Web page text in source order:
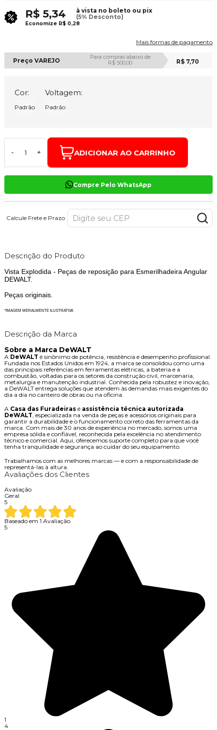
R$ 5,34
à vista no boleto ou pix
(5% Desconto)
Economize R$ 0,28
Mais formas de pagamento
Preço VAREJO
Para compras abaixo de
R$ 500,00
R$ 7,70
Cor:
Padrão
Voltagem:
Padrão
- + ADICIONAR AO CARRINHO
Compre Pelo WhatsApp
Calcule Frete e Prazo
Descrição do Produto
Vista Explodida - Peças de reposição para Esmerilhadeira Angular
DEWALT.
Peças originais.
*IMAGEM MERALMENTE ILUSTRATIVA
Descrição da Marca
Sobre a Marca DeWALT
A DeWALT é sinônimo de potência, resistência e desempenho profissional.
Fundada nos Estados Unidos em 1924, a marca se consolidou como uma
das principais referências em ferramentas elétricas, a bateria e a
combustão, voltadas para os setores da construção civil, marcenaria,
metalurgia e manutenção industrial. Conhecida pela robustez e inovação,
a DeWALT entrega soluções que atendem às demandas mais exigentes do
dia a dia no canteiro de obras ou na oficina.
A Casa das Furadeirasé assistência técnica autorizada
DeWALT, especializada na venda de peças e acessórios originais para
garantir a durabilidade e o funcionamento correto das ferramentas da
marca. Com mais de 30 anos de experiência no mercado, somos uma
empresa sólida e confiável, reconhecida pela excelência no atendimento
técnico e comercial. Aqui, oferecemos suporte completo para que você
tenha tranquilidade e segurança ao cuidar do seu equipamento.
Trabalhamos com as melhores marcas — e com a responsabilidade de
representá-las à altura.
Avaliações dos Clientes
Avaliação
Geral
5
Baseado em 1 Avaliação
5
1
4